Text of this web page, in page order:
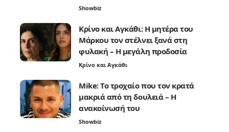
Showbiz
Κρίνο και Αγκάθι: Η μητέρα του
Μάρκου τον στέλνει ξανά στη
φυλακή – Η μεγάλη προδοσία
Κρίνο και Αγκάθι
Mike: Το τροχαίο που τον κρατά
μακριά από τη δουλειά – Η
ανακοίνωσή του
Showbiz